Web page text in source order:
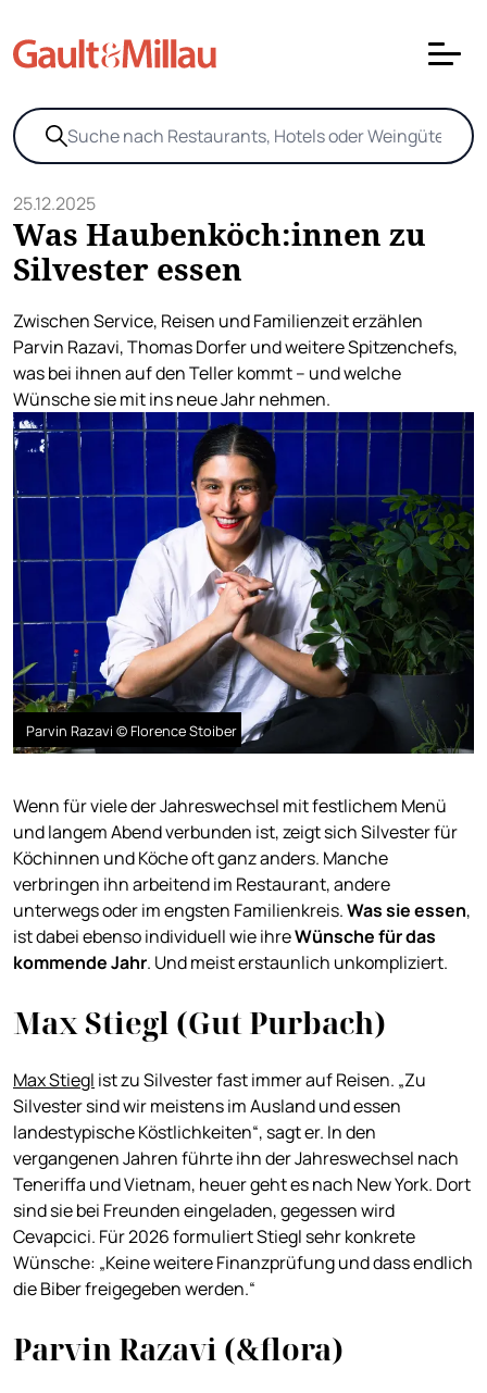
25.12.2025
Was Haubenköch:innen zu
Silvester essen
Zwischen Service, Reisen und Familienzeit erzählen
Parvin Razavi, Thomas Dorfer und weitere Spitzenchefs,
was bei ihnen auf den Teller kommt – und welche
Wünsche sie mit ins neue Jahr nehmen.
Parvin Razavi © Florence Stoiber
Wenn für viele der Jahreswechsel mit festlichem Menü
und langem Abend verbunden ist, zeigt sich Silvester für
Köchinnen und Köche oft ganz anders. Manche
verbringen ihn arbeitend im Restaurant, andere
unterwegs oder im engsten Familienkreis.Was sie essen,
ist dabei ebenso individuell wie ihreWünsche für das
kommende Jahr. Und meist erstaunlich unkompliziert.
Max Stiegl (Gut Purbach)
Max Stiegl ist zu Silvester fast immer auf Reisen. „Zu
Silvester sind wir meistens im Ausland und essen
landestypische Köstlichkeiten“, sagt er. In den
vergangenen Jahren führte ihn der Jahreswechsel nach
Teneriffa und Vietnam, heuer geht es nach New York. Dort
sind sie bei Freunden eingeladen, gegessen wird
Cevapcici. Für 2026 formuliert Stiegl sehr konkrete
Wünsche: „Keine weitere Finanzprüfung und dass endlich
die Biber freigegeben werden.“
Parvin Razavi (&flora)